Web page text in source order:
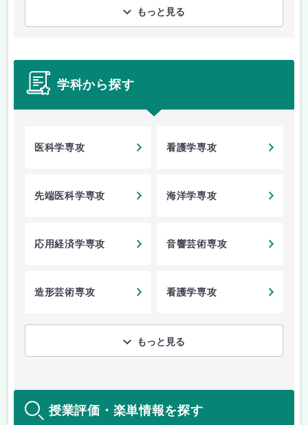
もっと見る
学科から探す
医科学専攻 看護学専攻
先端医科学専攻 海洋学専攻
応用経済学専攻 音響芸術専攻
造形芸術専攻 看護学専攻
もっと見る
授業評価・楽単情報を探す